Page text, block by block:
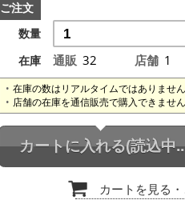
ご注文
数量
在庫
通販 32 店舗 1
在庫の数はリアルタイムではありません
店舗の在庫を通信販売で購入できません
カートに入れる(読込中
カートを見る